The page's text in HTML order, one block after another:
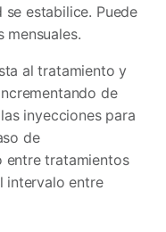
se estabilice. Puede
mensuales.
al tratamiento y
de
inyecciones para
de
entre tratamientos
intervalo entre